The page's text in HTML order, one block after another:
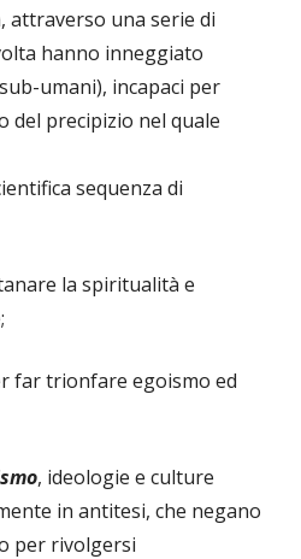
attraverso una serie di
hanno inneggiato
umani), incapaci per
del precipizio nel quale
sequenza di
la spiritualità e
far trionfare egoismo ed
, ideologie e culture
in antitesi, che negano
per rivolgersi